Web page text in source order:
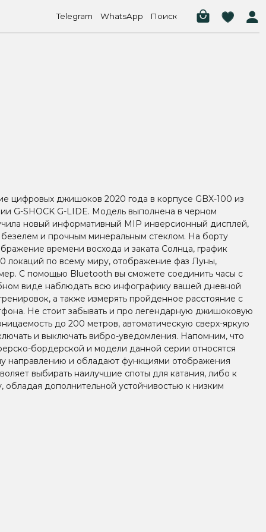
WhatsApp Поиск
цифровых джишоков 2020 года в корпусе GBX-100 из
G-SHOCK G-LIDE. Модель выполнена в черном
новый информативный MIP инверсионный дисплей,
и прочным минеральным стеклом. На борту
времени восхода и заката Солнца, график
локаций по всему миру, отображение фаз Луны,
С помощью Bluetooth вы сможете соединить часы с
виде наблюдать всю инфографику вашей дневной
а также измерять пройденное расстояние с
Не стоит забывать и про легендарную джишоковую
до 200 метров, автоматическую сверх-яркую
и выключать вибро-уведомления. Напомним, что
бордерской и модели данной серии относятся
направлению и обладают функциями отображения
выбирать наилучшие споты для катания, либо к
дополнительной устойчивостью к низким